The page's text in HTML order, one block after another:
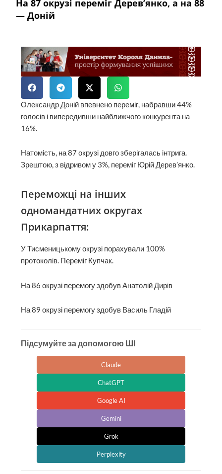
На 87 окрузі переміг Дерев’янко, а на 88
— Доній
Олександр Доній впевнено переміг, набравши 44%
голосів і випередивши найближчого конкурента на
16%.
Натомість, на 87 окрузі довго зберігалась інтрига.
Зрештою, з відривом у 3%, переміг Юрій Дерев’янко.
Переможці на інших
одномандатних округах
Прикарпаття:
У Тисменицькому окрузі порахували 100%
протоколів. Переміг Купчак.
На 86 окрузі перемогу здобув Анатолій Дирів
На 89 окрузі перемогу здобув Василь Гладій
Підсумуйте за допомогою ШІ
Claude
ChatGPT
Google AI
Gemini
Grok
Perplexity